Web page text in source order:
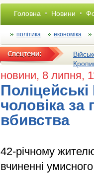
Головна Новини
політика економіка
новини, 8 липня,
чоловіка за
вбивства
42-річному
вчиненні